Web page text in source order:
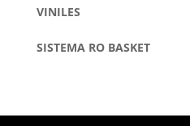
VINILES
SISTEMA RO BASKET